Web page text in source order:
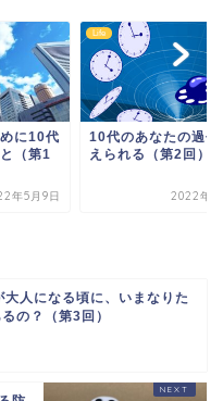
に10代
（第1
年5月9日
Life
10代のあなたの過去
えられる（第2回）
2022年6
人になる頃に、いまなりた
の？（第3回）